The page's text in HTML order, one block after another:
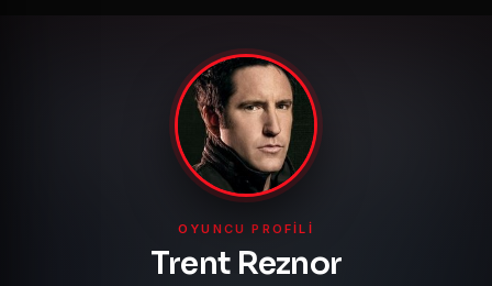
OYUNCU PROFILI
Trent Reznor